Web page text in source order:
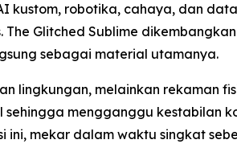
kustom, robotika, cahaya, dan
Glitched Sublime
sebagai material utamanya.
lingkungan, melainkan rekaman
mengganggu kestabilan
mekar dalam waktu singkat